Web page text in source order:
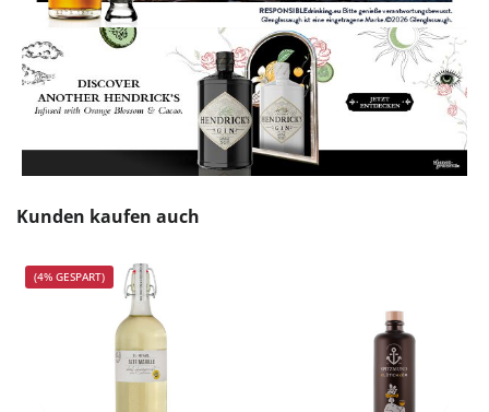
Produktgalerie überspringen
Kunden kaufen auch
(4% GESPART)